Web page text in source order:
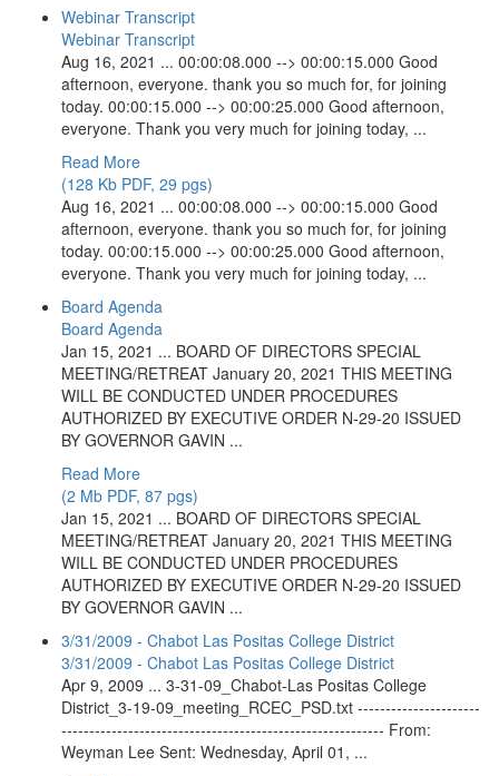
Webinar Transcript
Webinar Transcript
Aug 16, 2021 ... 00:00:08.000 --> 00:00:15.000 Good
afternoon, everyone. thank you so much for, for joining
today. 00:00:15.000 --> 00:00:25.000 Good afternoon,
everyone. Thank you very much for joining today, ...
Read More
(128 Kb PDF, 29 pgs)
Aug 16, 2021 ... 00:00:08.000 --> 00:00:15.000 Good
afternoon, everyone. thank you so much for, for joining
today. 00:00:15.000 --> 00:00:25.000 Good afternoon,
everyone. Thank you very much for joining today, ...
Board Agenda
Board Agenda
Jan 15, 2021 ... BOARD OF DIRECTORS SPECIAL
MEETING/RETREAT January 20, 2021 THIS MEETING
WILL BE CONDUCTED UNDER PROCEDURES
AUTHORIZED BY EXECUTIVE ORDER N-29-20 ISSUED
BY GOVERNOR GAVIN ...
Read More
(2 Mb PDF, 87 pgs)
Jan 15, 2021 ... BOARD OF DIRECTORS SPECIAL
MEETING/RETREAT January 20, 2021 THIS MEETING
WILL BE CONDUCTED UNDER PROCEDURES
AUTHORIZED BY EXECUTIVE ORDER N-29-20 ISSUED
BY GOVERNOR GAVIN ...
3/31/2009 - Chabot Las Positas College District
3/31/2009 - Chabot Las Positas College District
Apr 9, 2009 ... 3-31-09_Chabot-Las Positas College
District_3-19-09_meeting_RCEC_PSD.txt ----------------------
---------------------------------------------------------- From:
Weyman Lee Sent: Wednesday, April 01, ...